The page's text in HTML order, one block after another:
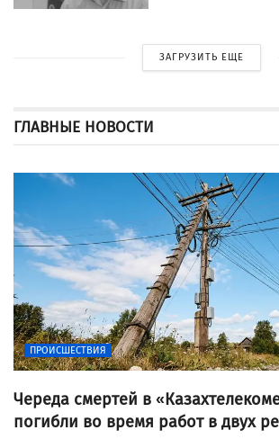
ЗАГРУЗИТЬ ЕЩЕ
ГЛАВНЫЕ НОВОСТИ
ПРОИСШЕСТВИЯ
Череда смертей в
погибли во время работ в двух